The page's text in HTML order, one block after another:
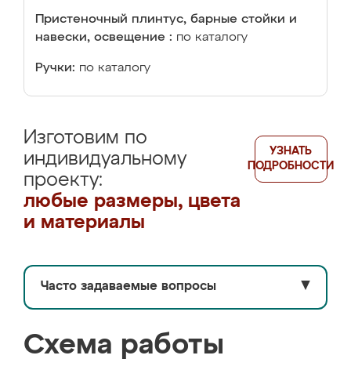
Пристеночный плинтус, барные стойки и
навески, освещение : по каталогу
Ручки: по каталогу
Изготовим по
индивидуальному
проекту:
любые размеры, цвета
и материалы
УЗНАТЬ
ПОДРОБНОСТИ
Часто задаваемые вопросы ▼
Схема работы